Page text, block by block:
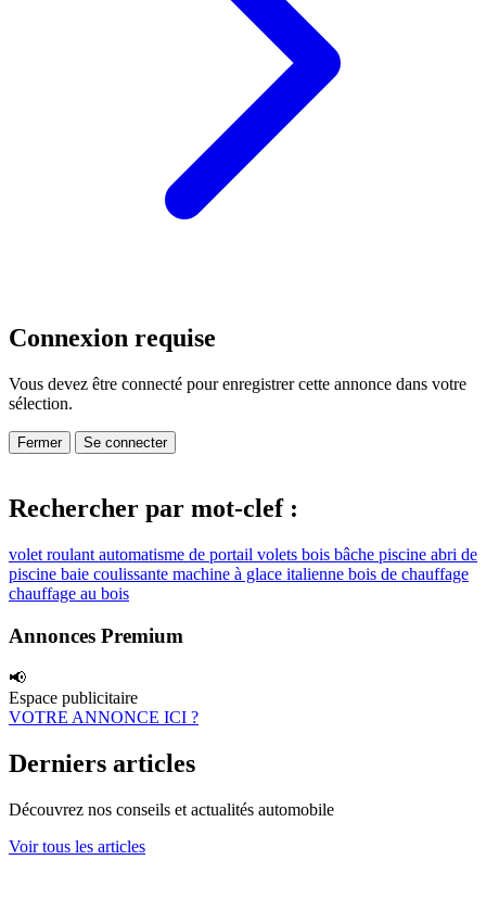
Connexion requise
Vous devez être connecté pour enregistrer cette annonce dans votre
sélection.
Fermer Se connecter
Rechercher par mot-clef :
volet roulant automatisme de portail volets bois bâche piscine abri de
piscine baie coulissante machine à glace italienne bois de chauffage
chauffage au bois
Annonces Premium
📢
Espace publicitaire
VOTRE ANNONCE ICI ?
Derniers articles
Découvrez nos conseils et actualités automobile
Voir tous les articles